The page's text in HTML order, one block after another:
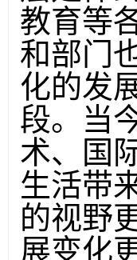
教育等
和部门
化的发
段。当
术、国
生活带
的视野
展变化